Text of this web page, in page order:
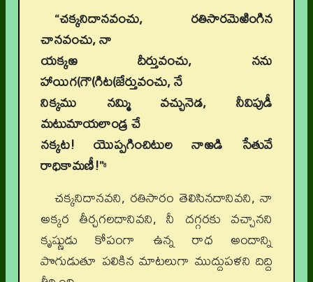
“చక్కనిదానవంచు, రతిసారమెఱింగిన
చానవంచు, నా
యక్కఱ దీర్తువంచు, నను
హాయిగ(గౌ(గిట(జేర్తువంచు, నే
నిక్కము నమ్మి వచ్చునెడ, నీవిపుడీ
మటుమాయలాండ్ర చే
నక్కట! యొప్పగించిటుల నాఱడి సేతువే
రాధికామణీ!”8
చక్కనిదానవని, రతిసారం తెలిసినదానివని, నా
అక్కర తీర్చగలదానివని, నీ దగ్గరకు వచ్చానని
కృష్ణుడు కోపంగా ఉన్న రాధ అందాన్ని
పొగుడుతూ పలికిన మాటలుగా ముద్దుపళని దిద్ది